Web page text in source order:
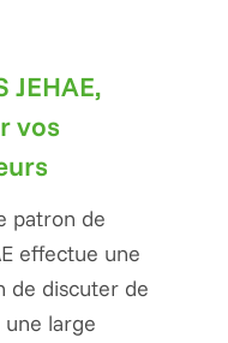
JEHAE,
vos
patron de
effectue une
de discuter de
large